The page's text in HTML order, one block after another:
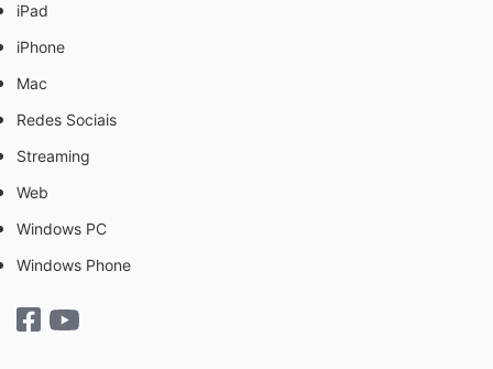
iPad
iPhone
Mac
Redes Sociais
Streaming
Web
Windows PC
Windows Phone